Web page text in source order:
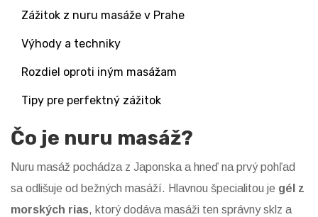
Zážitok z nuru masáže v Prahe
Výhody a techniky
Rozdiel oproti iným masážam
Tipy pre perfektný zážitok
Čo je nuru masáž?
Nuru masáž pochádza z Japonska a hneď na prvý pohľad
sa odlišuje od bežných masáží. Hlavnou špecialitou je gél z
morských rias, ktorý dodáva masáži ten správny sklz a